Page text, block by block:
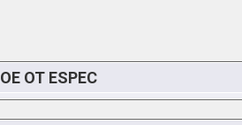
ОТ ESPEC